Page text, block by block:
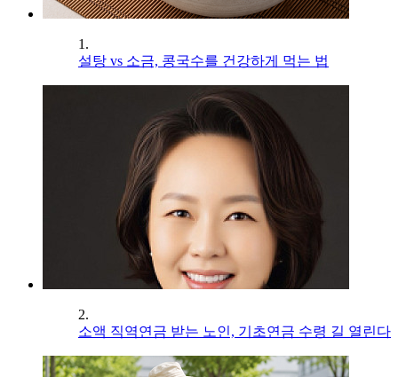
1.
설탕 vs 소금, 콩국수를 건강하게 먹는 법
2.
소액 직역연금 받는 노인, 기초연금 수령 길 열린다